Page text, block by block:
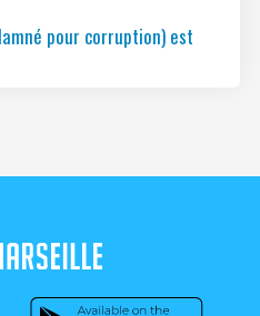
pour corruption) est